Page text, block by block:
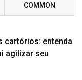
COMMON
cartórios: entenda
agilizar seu